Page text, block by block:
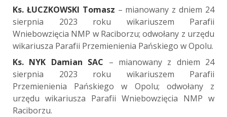
Ks. ŁUCZKOWSKI Tomasz – mianowany z dniem 24
sierpnia 2023 roku wikariuszem Parafii
Wniebowzięcia NMP w Raciborzu; odwołany z urzędu
wikariusza Parafii Przemienienia Pańskiego w Opolu.
Ks. NYK Damian SAC – mianowany z dniem 24
sierpnia 2023 roku wikariuszem Parafii
Przemienienia Pańskiego w Opolu; odwołany z
urzędu wikariusza Parafii Wniebowzięcia NMP w
Raciborzu.